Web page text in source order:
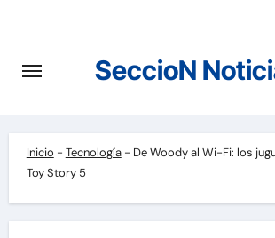
contenido
SeccioN
Inicio - Tecnología- De Woody al Wi-Fi: los
Toy Story 5